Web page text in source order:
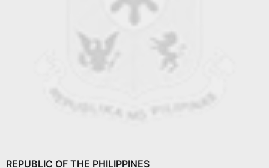
REPUBLIC OF THE PHILIPPINES